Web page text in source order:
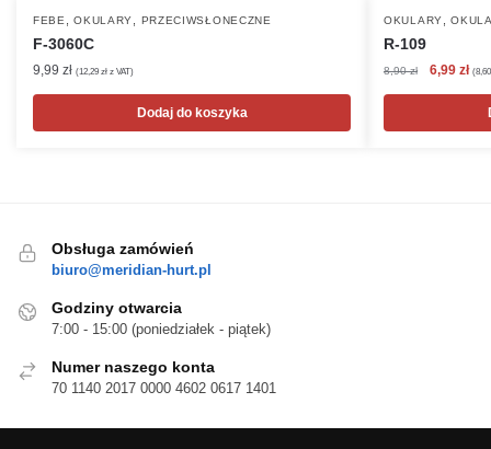
FEBE ,OKULARY PRZECIWSŁONECZNE
F-3060C
9,99 zł (12,29 zł z VAT)
Dodaj do koszyka
OKULARY ,
R-109
8,90zł
Pierwotna
8,90 zł.
6,99 zł (
Obsługa zamówień
biuro@meridian-hurt.pl
Godziny otwarcia
7:00 - 15:00 (poniedziałek - piątek)
Numer naszego konta
70 1140 2017 0000 4602 0617 1401